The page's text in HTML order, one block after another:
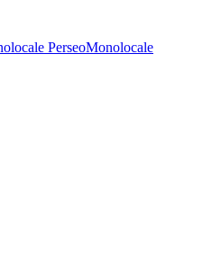
PerseoMonolocale